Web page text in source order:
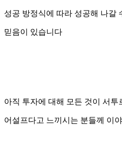
성공 방정식에 따라 성공해 나갈
믿음이 있습니다
아직 투자에 대해 모든 것이 서투
어설프다고 느끼시는 분들께 이